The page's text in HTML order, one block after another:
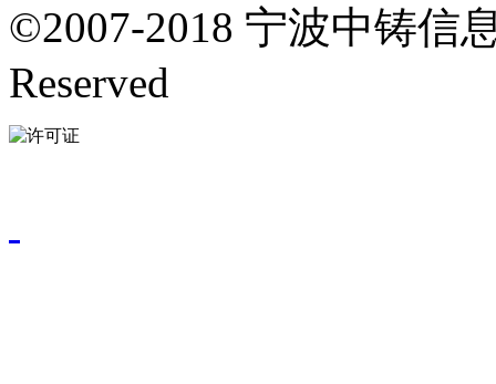
©2007-2018 宁波中铸信
Reserved